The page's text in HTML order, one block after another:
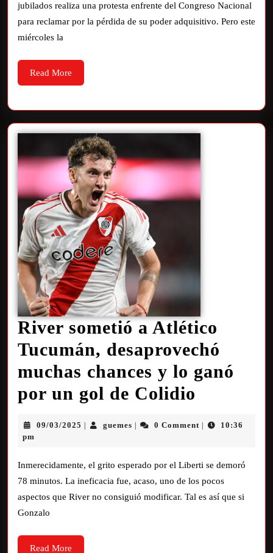
jubilados realiza una protesta enfrente del Congreso Nacional
para reclamar por la pérdida de su poder adquisitivo. Pero este
miércoles la
Read More
River sometió a Atlético
Tucumán, desaprovechó
muchas chances y lo ganó
por un gol de Colidio
09/03/2025 guemes 0 Comment
10:36
pm
Inmerecidamente, el grito esperado por el Liberti se demoró
78 minutos. La ineficacia fue, acaso, uno de los pocos
aspectos que River no consiguió modificar. Tal es así que si
Gonzalo
Read More